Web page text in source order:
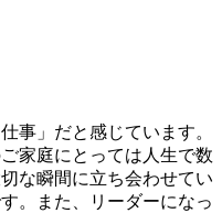
事」だと感じています。
家庭にとっては人生で数
な瞬間に立ち会わせてい
。また、リーダーになっ